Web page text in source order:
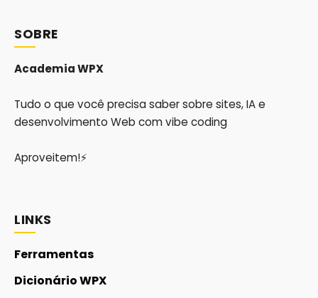
SOBRE
Academia WPX
Tudo o que você precisa saber sobre sites, IA e
desenvolvimento Web com vibe coding
Aproveitem!⚡
LINKS
Ferramentas
Dicionário WPX